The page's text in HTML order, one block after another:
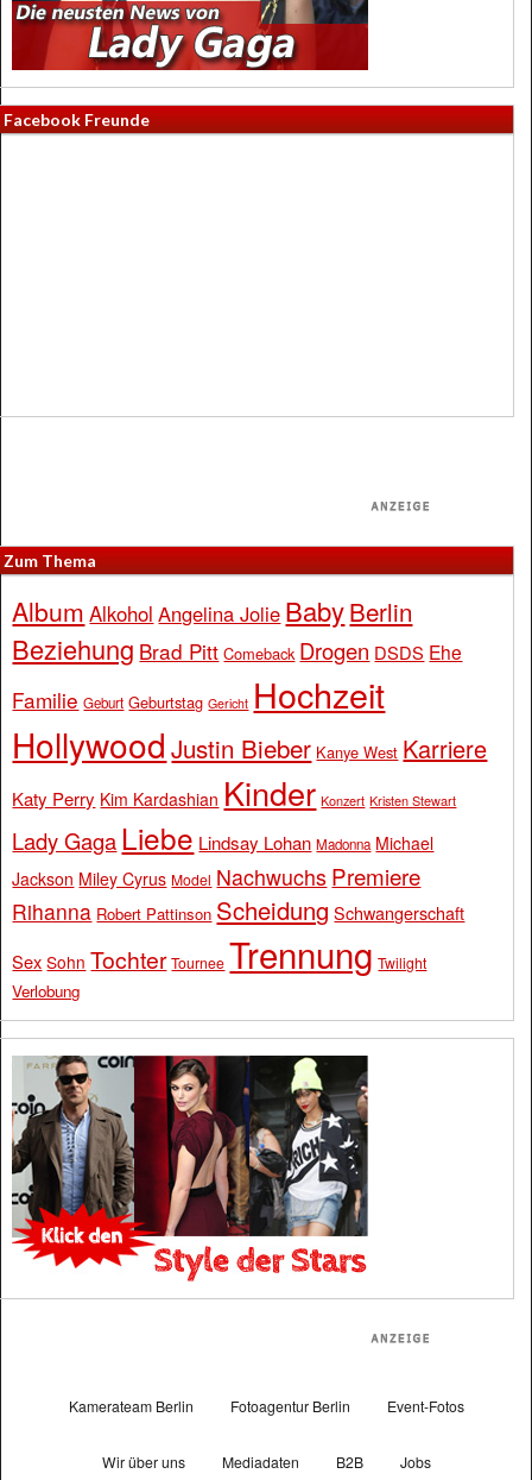
Facebook Freunde
Zum Thema
Album Alkohol Angelina Jolie BabyBerlin
Beziehung Brad Pitt Comeback Drogen DSDS Ehe
Familie Geburt Geburtstag Gericht Hochzeit
Hollywood Justin Bieber Kanye West Karriere
Katy Perry Kim Kardashian Kinder Konzert Kristen Stewart
Lady Gaga Liebe Lindsay Lohan Madonna Michael
Jackson Miley Cyrus Model Nachwuchs Premiere
Rihanna Robert Pattinson Scheidung Schwangerschaft
Sex Sohn Tochter Tournee Trennung Twilight
Verlobung
Kamerateam Berlin Fotoagentur Berlin Event-Fotos
Wir über uns Mediadaten B2B Jobs